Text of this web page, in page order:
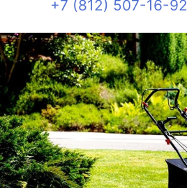
+7 (812) 507-16-92